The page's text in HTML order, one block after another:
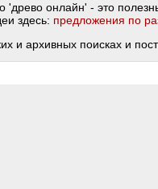
'древо онлайн' - это
здесь: предложения по
и архивных поисках и